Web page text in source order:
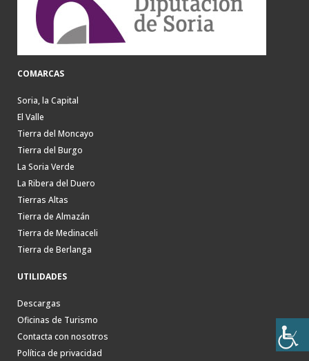
COMARCAS
Soria, la Capital
El Valle
Tierra del Moncayo
Tierra del Burgo
La Soria Verde
La Ribera del Duero
Tierras Altas
Tierra de Almazán
Tierra de Medinaceli
Tierra de Berlanga
UTILIDADES
Descargas
Oficinas de Turismo
Contacta con nosotros
Política de privacidad